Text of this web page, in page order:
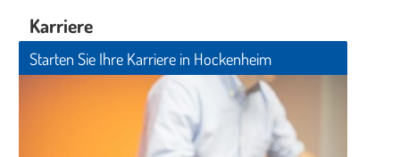
Karriere
Starten Sie Ihre Karriere in Hockenheim